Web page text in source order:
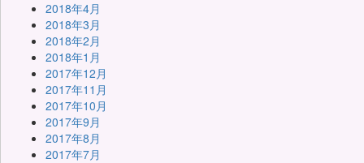
2018年4月
2018年3月
2018年2月
2018年1月
2017年12月
2017年11月
2017年10月
2017年9月
2017年8月
2017年7月